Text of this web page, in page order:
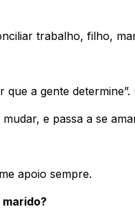
trabalho, filho,
a gente
e passa a se
apoio sempre.